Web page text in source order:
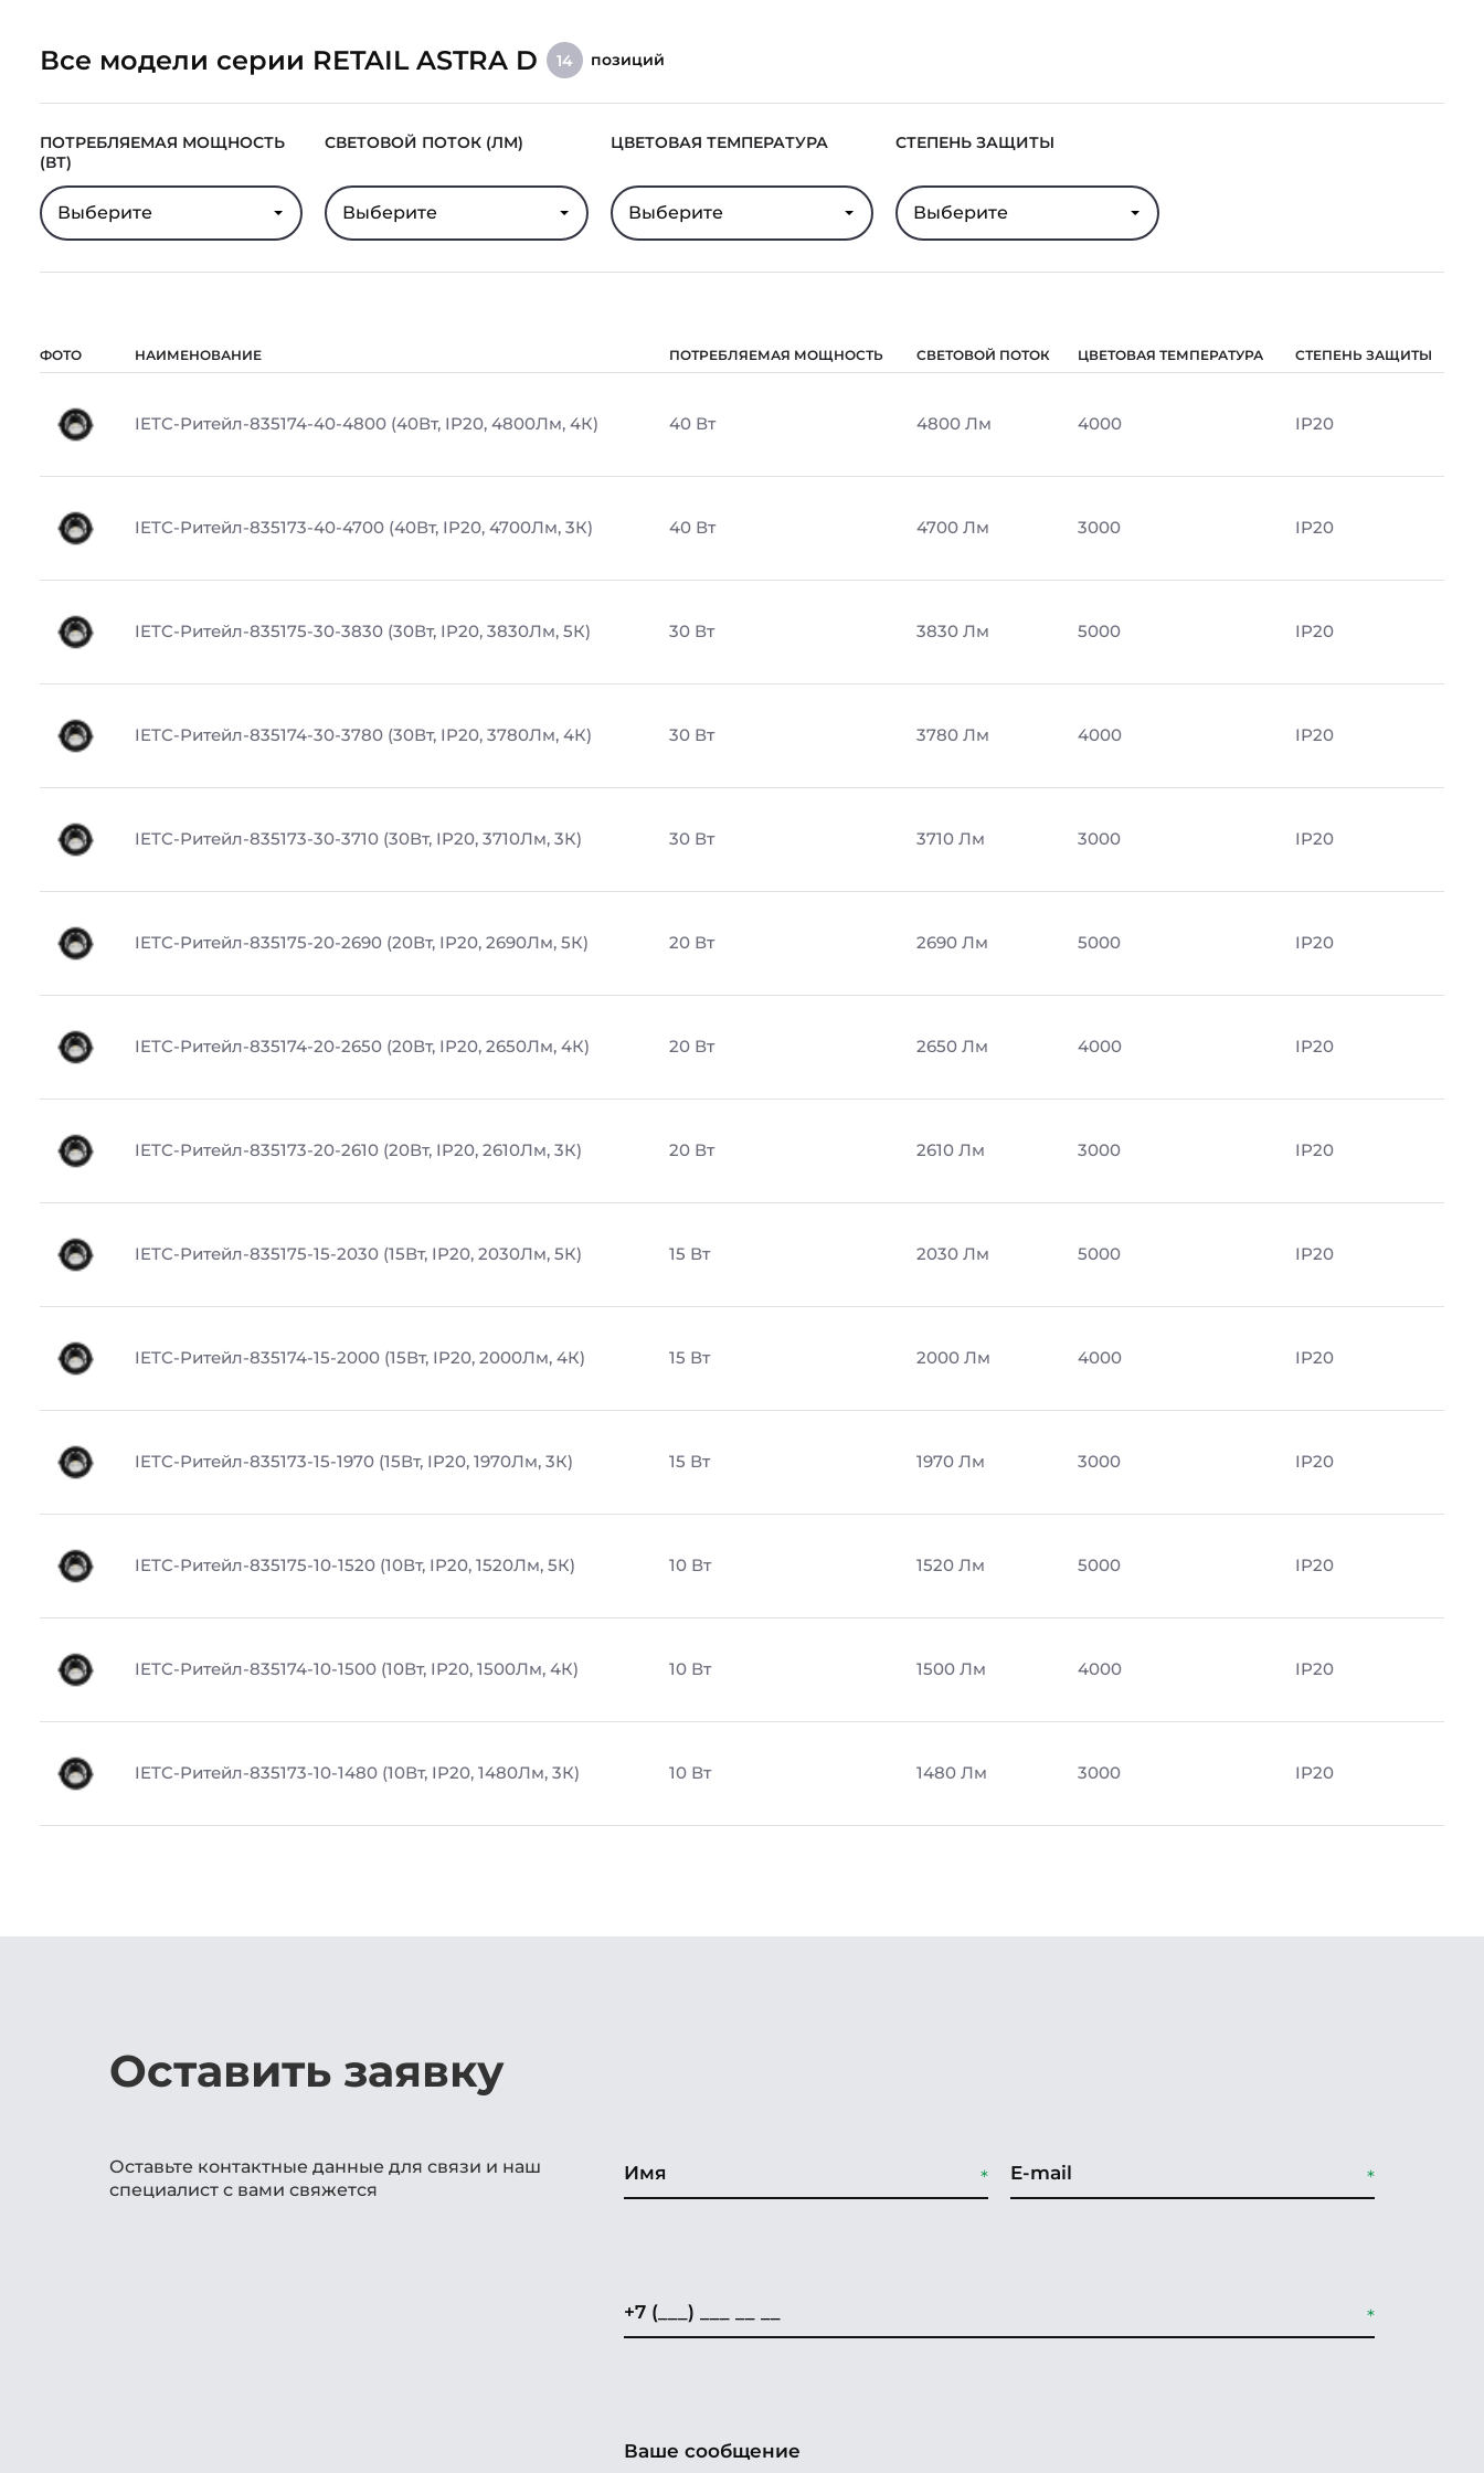
Все модели серии RETAIL ASTRA D 14 позиций
ПОТРЕБЛЯЕМАЯ МОЩНОСТЬ
(ВТ)
Выберите
СВЕТОВОЙ ПОТОК (ЛМ)
Выберите
ЦВЕТОВАЯ ТЕМПЕРАТУРА
Выберите
СТЕПЕНЬ ЗАЩИТЫ
Выберите
ФОТО НАИМЕНОВАНИЕ ПОТРЕБЛЯЕМАЯ МОЩНОСТЬ СВЕТОВОЙ ПОТОК ЦВЕТОВАЯ ТЕМПЕРАТУРА СТЕПЕНЬ ЗАЩИТЫ
IETC-Ритейл-835174-40-4800 (40Вт, IP20, 4800Лм, 4К) 40 Вт 4800 Лм 4000 IP20
IETC-Ритейл-835173-40-4700 (40Вт, IP20, 4700Лм, 3К) 40 Вт 4700 Лм 3000 IP20
IETC-Ритейл-835175-30-3830 (30Вт, IP20, 3830Лм, 5К) 30 Вт 3830 Лм 5000 IP20
IETC-Ритейл-835174-30-3780 (30Вт, IP20, 3780Лм, 4К) 30 Вт 3780 Лм 4000 IP20
IETC-Ритейл-835173-30-3710 (30Вт, IP20, 3710Лм, 3К) 30 Вт 3710 Лм 3000 IP20
IETC-Ритейл-835175-20-2690 (20Вт, IP20, 2690Лм, 5К) 20 Вт 2690 Лм 5000 IP20
IETC-Ритейл-835174-20-2650 (20Вт, IP20, 2650Лм, 4К) 20 Вт 2650 Лм 4000 IP20
IETC-Ритейл-835173-20-2610 (20Вт, IP20, 2610Лм, 3К) 20 Вт 2610 Лм 3000 IP20
IETC-Ритейл-835175-15-2030 (15Вт, IP20, 2030Лм, 5К) 15 Вт 2030 Лм 5000 IP20
IETC-Ритейл-835174-15-2000 (15Вт, IP20, 2000Лм, 4К) 15 Вт 2000 Лм 4000 IP20
IETC-Ритейл-835173-15-1970 (15Вт, IP20, 1970Лм, 3К) 15 Вт 1970 Лм 3000 IP20
IETC-Ритейл-835175-10-1520 (10Вт, IP20, 1520Лм, 5К) 10 Вт 1520 Лм 5000 IP20
IETC-Ритейл-835174-10-1500 (10Вт, IP20, 1500Лм, 4К) 10 Вт 1500 Лм 4000 IP20
IETC-Ритейл-835173-10-1480 (10Вт, IP20, 1480Лм, 3К) 10 Вт 1480 Лм 3000 IP20
Оставить заявку
Оставьте контактные данные для связи и наш
специалист с вами свяжется